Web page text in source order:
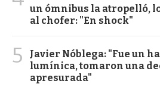
un ómnibus la atropelló,
al chofer: "En shock"
5
Javier Nóblega: "Fue un
lumínica, tomaron una
apresurada"